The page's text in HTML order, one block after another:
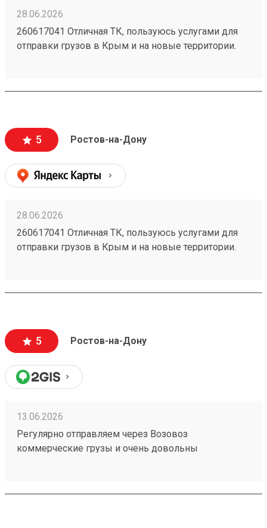
28.06.2026
260617041 Отличная ТК, пользуюсь услугами для
отправки грузов в Крым и на новые территории.
отправления считаются хрупкими, повреждения
5 Ростов-на-Дону
28.06.2026
260617041 Отличная ТК, пользуюсь услугами для
отправки грузов в Крым и на новые территории.
отправления считаются хрупкими, повреждения
5 Ростов-на-Дону
13.06.2026
Регулярно отправляем через Возовоз
коммерческие грузы и очень довольны
быстро. Персонал заслуживает отдельной похвалы